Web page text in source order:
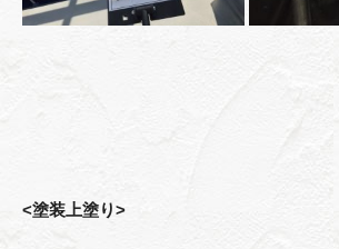
<塗装上塗り>